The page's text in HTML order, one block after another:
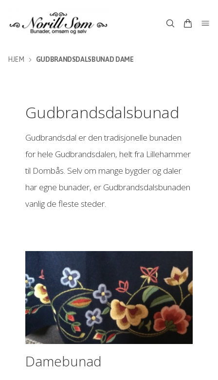
HJEM GUDBRANDSDALSBUNAD DAME
Gudbrandsdalsbunad
Gudbrandsdal er den tradisjonelle bunaden
for hele Gudbrandsdalen, helt fra Lillehammer
til Dombås. Selv om mange bygder og daler
har egne bunader, er Gudbrandsdalsbunaden
vanlig de fleste steder.
Damebunad